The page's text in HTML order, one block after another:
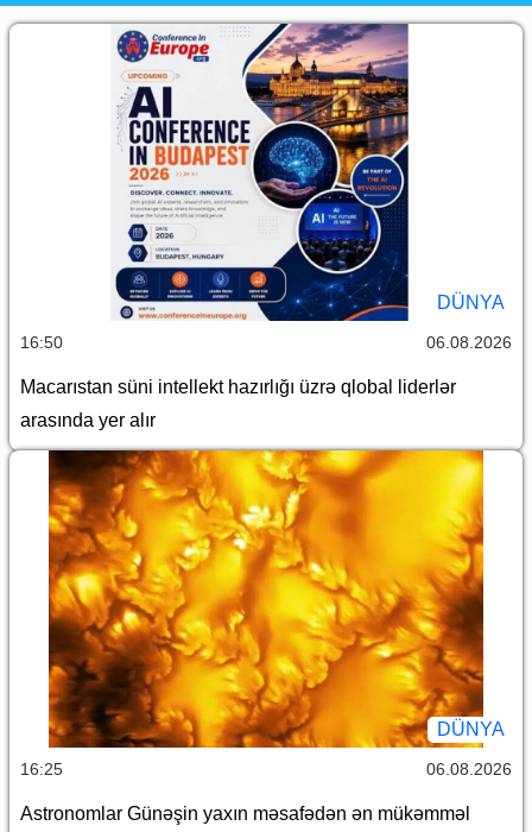
DÜNYA
16:50 06.08.2026
Macarıstan süni intellekt hazırlığı üzrə qlobal liderlər
arasında yer alır
DÜNYA
16:25 06.08.2026
Astronomlar Günəşin yaxın məsafədən ən mükəmməl